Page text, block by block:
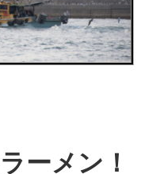
ーメン！